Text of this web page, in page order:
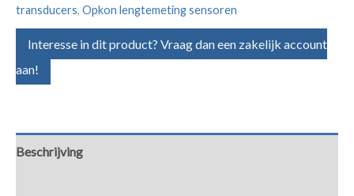
transducers, Opkon lengtemeting sensoren
Interesse in dit product? Vraag dan een zakelijk account
aan!
Beschrijving